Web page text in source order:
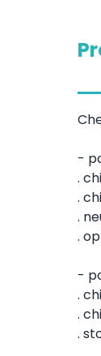
-
.
.
.
.
-
.
.
.